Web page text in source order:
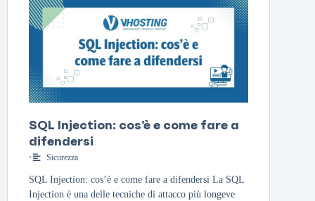
SQL Injection: cos’è e come fare a
difendersi
• Sicurezza
SQL Injection: cos’è e come fare a difendersi La SQL
Injection è una delle tecniche di attacco più longeve